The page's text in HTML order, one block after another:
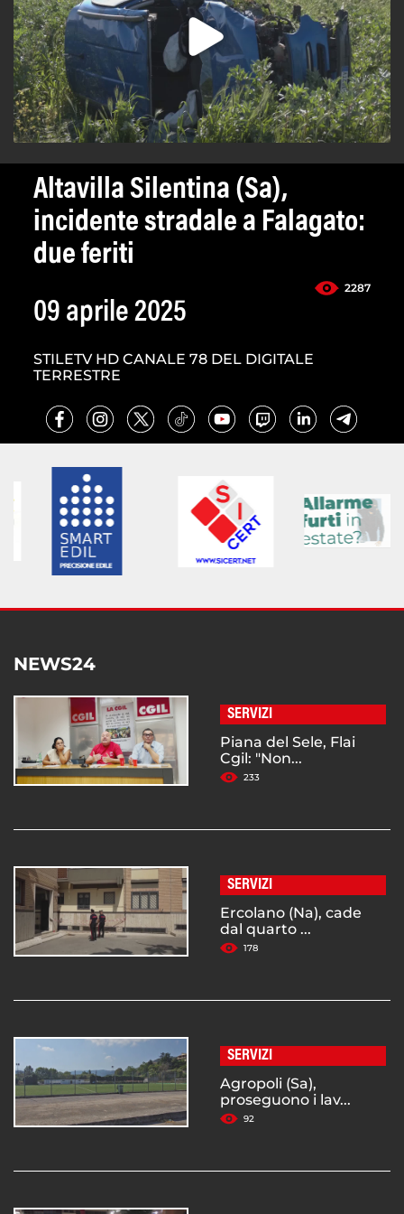
Altavilla Silentina (Sa),
incidente stradale a Falagato:
due feriti
2287
09 aprile 2025
STILETV HD CANALE 78 DEL DIGITALE
TERRESTRE
NEWS24
SERVIZI
Piana del Sele, Flai
Cgil: "Non...
233
SERVIZI
Ercolano (Na), cade
dal quarto ...
178
SERVIZI
Agropoli (Sa),
proseguono i lav...
92